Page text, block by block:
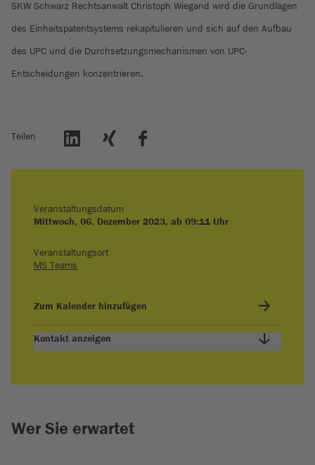
SKW Schwarz Rechtsanwalt Christoph Wiegand wird die Grundlagen
des Einheitspatentsystems rekapitulieren und sich auf den Aufbau
des UPC und die Durchsetzungsmechanismen von UPC-
Entscheidungen konzentrieren.
Teilen
Veranstaltungsdatum
Mittwoch, 06. Dezember 2023, ab 09:11 Uhr
Veranstaltungsort
MS Teams
Zum Kalender hinzufügen
Kontakt anzeigen
Wer Sie erwartet